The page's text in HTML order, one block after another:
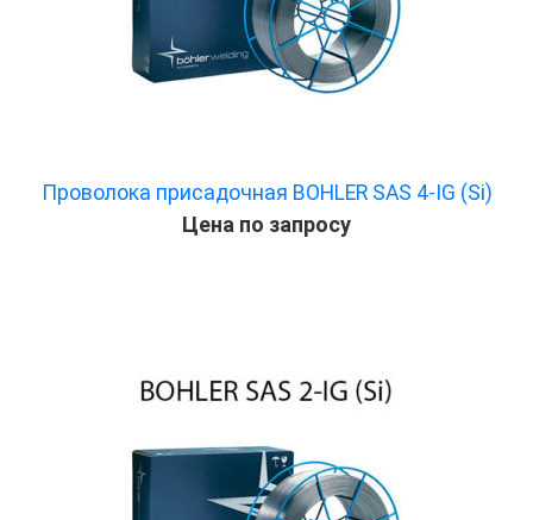
Проволока присадочная BOHLER SAS 4-IG (Si)
Цена по запросу